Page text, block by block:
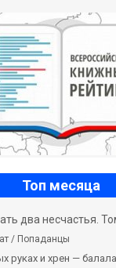
Топ месяца
два несчастья.
/ Попаданцы
руках и хрен —